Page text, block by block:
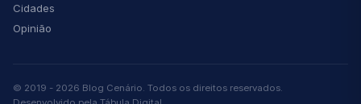
Cidades
Opinião
© 2019 - 2026 Blog Cenário. Todos os direitos reservados.